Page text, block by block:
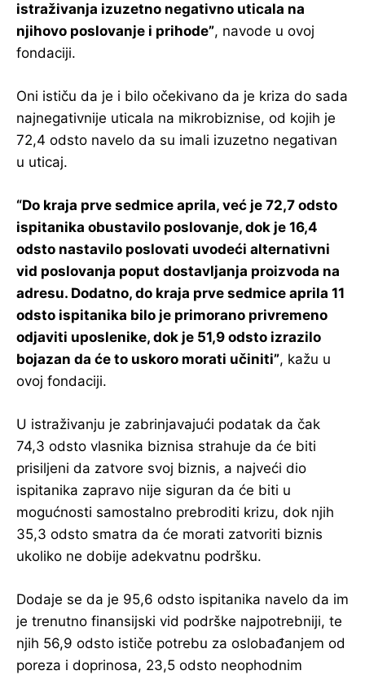
istraživanja izuzetno negativno uticala na
njihovo poslovanje i prihode”, navode u ovoj
fondaciji.
Oni ističu da je i bilo očekivano da je kriza do sada
najnegativnije uticala na mikrobiznise, od kojih je
72,4 odsto navelo da su imali izuzetno negativan
u uticaj.
“Do kraja prve sedmice aprila, već je 72,7 odsto
ispitanika obustavilo poslovanje, dok je 16,4
odsto nastavilo poslovati uvodeći alternativni
vid poslovanja poput dostavljanja proizvoda na
adresu. Dodatno, do kraja prve sedmice aprila 11
odsto ispitanika bilo je primorano privremeno
odjaviti uposlenike, dok je 51,9 odsto izrazilo
bojazan da će to uskoro morati učiniti”, kažu u
ovoj fondaciji.
U istraživanju je zabrinjavajući podatak da čak
74,3 odsto vlasnika biznisa strahuje da će biti
prisiljeni da zatvore svoj biznis, a najveći dio
ispitanika zapravo nije siguran da će biti u
mogućnosti samostalno prebroditi krizu, dok njih
35,3 odsto smatra da će morati zatvoriti biznis
ukoliko ne dobije adekvatnu podršku.
Dodaje se da je 95,6 odsto ispitanika navelo da im
je trenutno finansijski vid podrške najpotrebniji, te
njih 56,9 odsto ističe potrebu za oslobađanjem od
poreza i doprinosa, 23,5 odsto neophodnim